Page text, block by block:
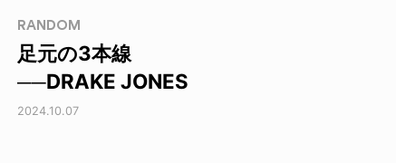
RANDOM
足元の3本線
──DRAKE JONES
2024.10.07